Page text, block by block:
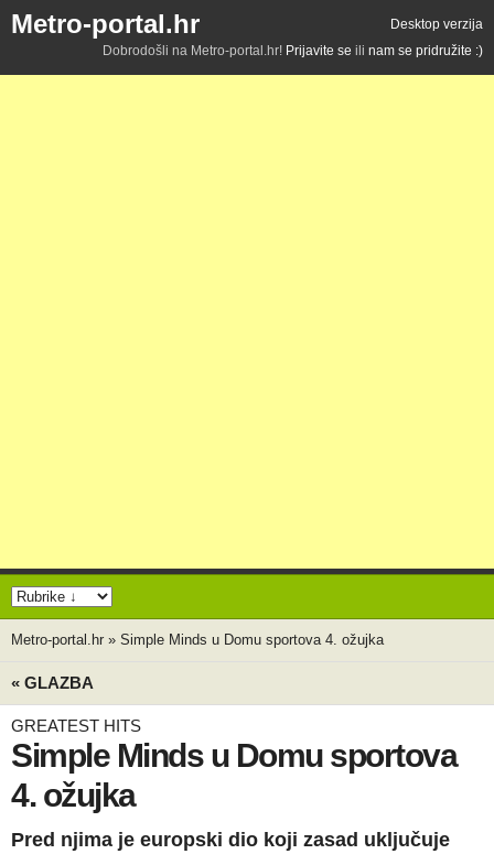
Metro-portal.hr
Desktop verzija
Dobrodošli na Metro-portal.hr! Prijavite se ili nam se pridružite :)
Metro-portal.hr » Simple Minds u Domu sportova 4. ožujka
« GLAZBA
GREATEST HITS
Simple Minds u Domu sportova
4. ožujka
Pred njima je europski dio koji zasad uključuje